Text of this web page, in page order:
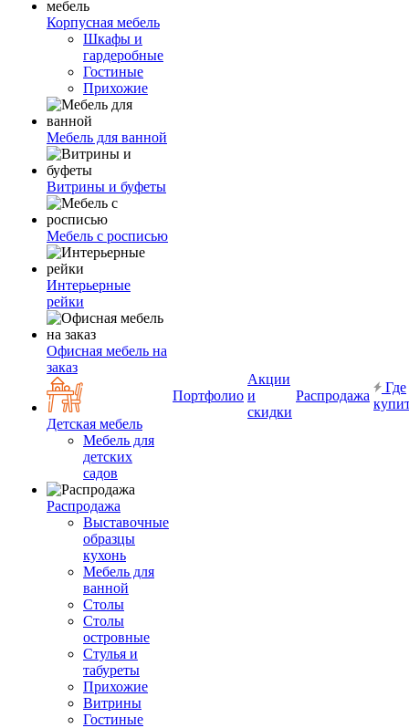
Корпусная мебель
Шкафы и
гардеробные
Гостиные
Прихожие
Мебель для ванной
Витрины и буфеты
Мебель с росписью
Интерьерные
рейки
Офисная мебель на
заказ
Детская мебель
Мебель для
детских
садов
Распродажа
Выставочные
образцы
кухонь
Мебель для
ванной
Столы
Столы
островные
Стулья и
табуреты
Прихожие
Витрины
Гостиные
Портфолио
Акции
и
скидки
Распродажа
Где